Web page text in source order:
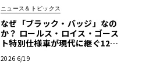
ニュース＆トピックス
なぜ「ブラック・バッジ」なの
か？ ロールス・ロイス・ゴース
ト特別仕様車が現代に継ぐ120
2026 6/19